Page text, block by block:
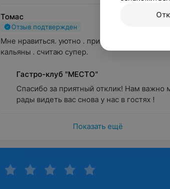
Томас
Отзыв подтвержден
Мне нравиться. уютно . приятные цены .
кальяны . считаю супер.
Гастро-клуб "МЕСТО"
Спасибо за приятный отклик! Нам важно
рады видеть вас снова у нас в гостях !
Показать ещё